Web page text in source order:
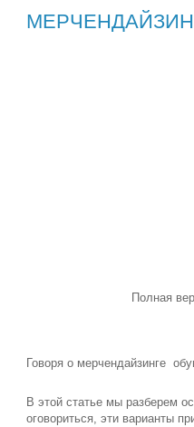
МЕРЧЕНДАЙЗИНГ
Полная
Говоря о мерчендайзинге
В этой статье мы разберем
оговориться, эти варианты